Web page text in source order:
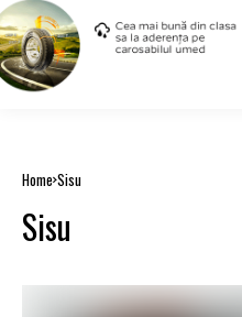
Home Sisu
Sisu